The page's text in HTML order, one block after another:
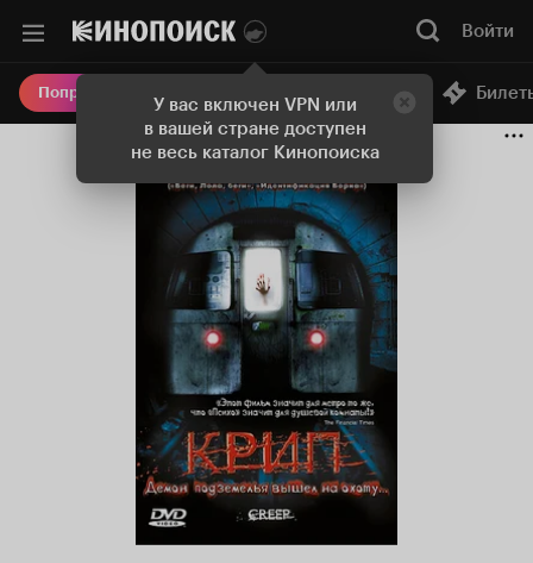
У вас включен VPN или
в вашей стране доступен
не весь каталог Кинопоиска
Войти
Попробовать Плюс Онлайн-кинотеатр